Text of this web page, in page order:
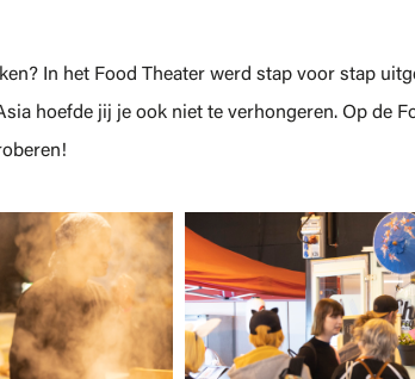
In het Food Theater werd stap voor stap
hoefde jij je ook niet te verhongeren. Op de